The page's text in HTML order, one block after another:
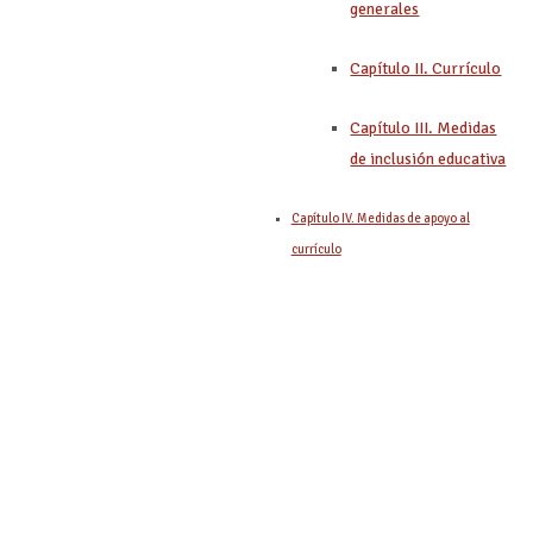
generales
Capítulo II. Currículo
Capítulo III. Medidas
de inclusión educativa
Capítulo IV. Medidas de apoyo al
currículo